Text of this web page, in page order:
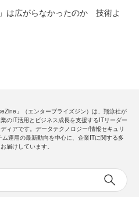
は広がらなかったのか 技術よ
」（エンタープライズジン）は、翔泳社が
のIT活用とビジネス成長を支援するITリーダー
ィアです。データテクノロジー/情報セキュリ
ム運用の最新動向を中心に、企業ITに関する多
届けしています。